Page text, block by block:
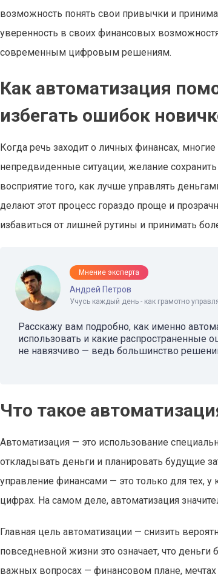
возможность понять свои привычки и
уверенность в своих финансовых
современным цифровым решениям.
Как автоматизация
избегать ошибок
Когда речь заходит о личных финансах,
непредвиденные ситуации, желание
восприятие того, как лучше управлять
делают этот процесс гораздо проще и
избавиться от лишней рутины и принимать
Мнение эксперта
Андрей Петров
Учусь каждый день - как грамотно
Расскажу вам подробно, как именно
использовать и какие
не навязчиво — ведь большинство
Что такое
Автоматизация — это использование
откладывать деньги и планировать будущие
управление финансами — это только для тех,
цифрах. На самом деле, автоматизация
Главная цель автоматизации — снизить
повседневной жизни это означает, что
важных вопросах — финансовом плане, мечтах